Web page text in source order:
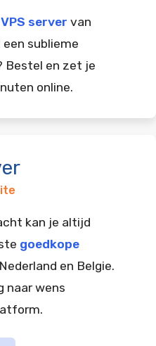
VPS server van
sublieme
Bestel en zet je
online.
kan je altijd
goedkope
en Belgie.
naar wens